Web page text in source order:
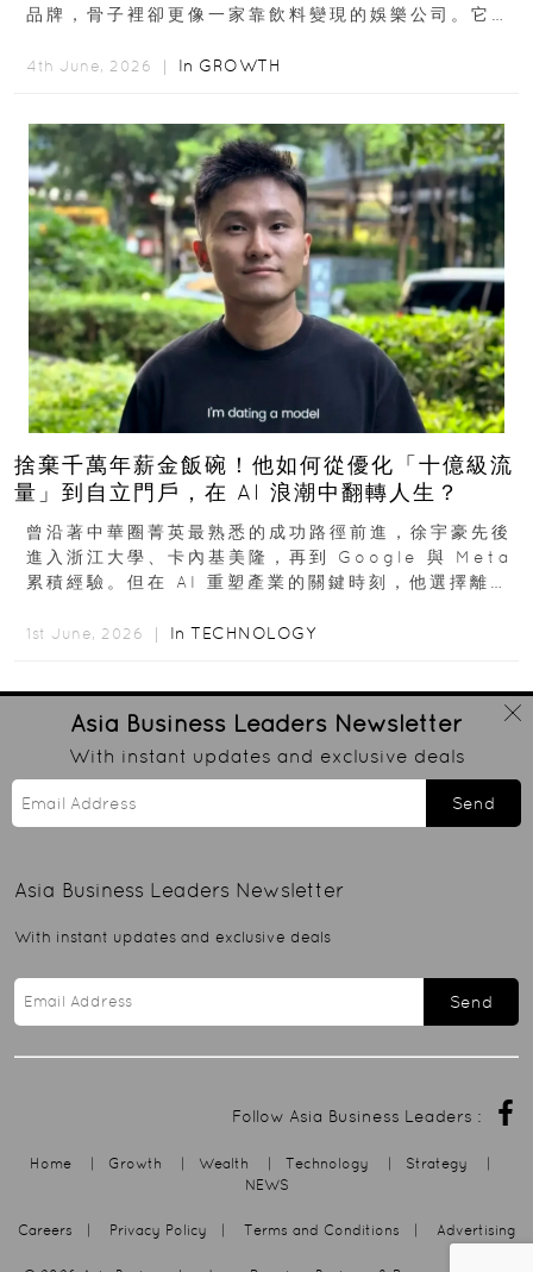
品牌，骨子裡卻更像一家靠飲料變現的娛樂公司。它最
4th June, 2026 ｜ In GROWTH
捨棄千萬年薪金飯碗！他如何從優化「十億級流
量」到自立門戶，在 AI 浪潮中翻轉人生？
曾沿著中華圈菁英最熟悉的成功路徑前進，徐宇豪先後
進入浙江大學、卡內基美隆，再到 Google 與 Meta
累積經驗。但在 AI 重塑產業的關鍵時刻，他選擇離開
1st June, 2026 ｜ In TECHNOLOGY
Asia Business Leaders Newsletter
With instant updates and exclusive deals
Send
Asia Business Leaders Newsletter
With instant updates and exclusive deals
Send
Follow Asia Business Leaders :
Home | Growth | Wealth | Technology | Strategy
|
NEWS
Careers | Privacy Policy | Terms and Conditions | Advertising